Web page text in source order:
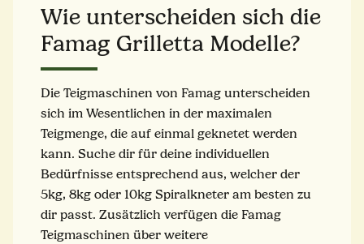
Wie unterscheiden sich die
Famag Grilletta Modelle?
Die Teigmaschinen von Famag unterscheiden
sich im Wesentlichen in der maximalen
Teigmenge, die auf einmal geknetet werden
kann. Suche dir für deine individuellen
Bedürfnisse entsprechend aus, welcher der
5kg, 8kg oder 10kg Spiralkneter am besten zu
dir passt. Zusätzlich verfügen die Famag
Teigmaschinen über weitere